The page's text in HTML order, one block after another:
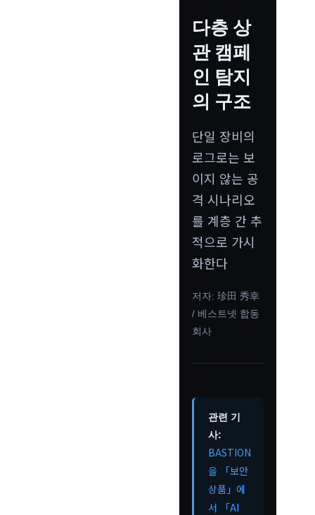
다층 상
관 캠페
인 탐지
의 구조
단일 장비의
로그로는 보
이지 않는 공
격 시나리오
를 계층 간 추
적으로 가시
화한다
저자: 珍田 秀幸
/ 베스트넷 합동
회사
관련 기
사:
BASTION
을 「보안
상품」에
서 「AI